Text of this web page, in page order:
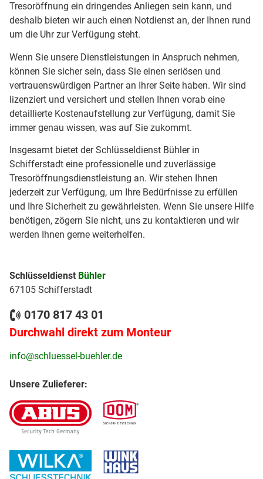
Tresoröffnung ein dringendes Anliegen sein kann, und
deshalb bieten wir auch einen Notdienst an, der Ihnen rund
um die Uhr zur Verfügung steht.
Wenn Sie unsere Dienstleistungen in Anspruch nehmen,
können Sie sicher sein, dass Sie einen seriösen und
vertrauenswürdigen Partner an Ihrer Seite haben. Wir sind
lizenziert und versichert und stellen Ihnen vorab eine
detaillierte Kostenaufstellung zur Verfügung, damit Sie
immer genau wissen, was auf Sie zukommt.
Insgesamt bietet der Schlüsseldienst Bühler in
Schifferstadt eine professionelle und zuverlässige
Tresoröffnungsdienstleistung an. Wir stehen Ihnen
jederzeit zur Verfügung, um Ihre Bedürfnisse zu erfüllen
und Ihre Sicherheit zu gewährleisten. Wenn Sie unsere Hilfe
benötigen, zögern Sie nicht, uns zu kontaktieren und wir
werden Ihnen gerne weiterhelfen.
Schlüsseldienst Bühler
67105 Schifferstadt
0170 817 43 01
Durchwahl direkt zum Monteur
info@schluessel-buehler.de
Unsere Zulieferer: